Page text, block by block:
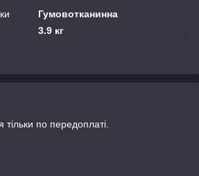
Гумовотканинна
3.9 кг
тільки по передоплаті.